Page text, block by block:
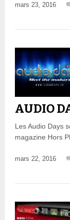
mars 23, 2016
AUDIO
Les Audio Days
magazine Hors
mars 22, 2016